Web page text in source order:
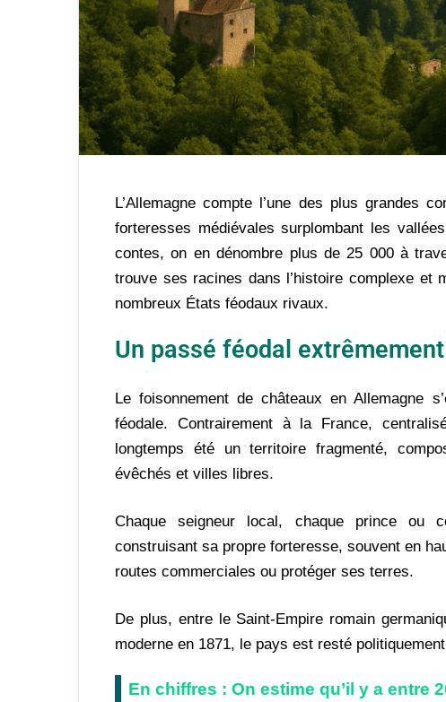
L’Allemagne compte l’une des plus grandes
forteresses médiévales surplombant les
contes, on en dénombre plus de 25 000 à
trouve ses racines dans l’histoire complexe et
nombreux États féodaux rivaux.
Un passé féodal
Le foisonnement de châteaux en Allemagne
féodale. Contrairement à la France,
longtemps été un territoire fragmenté,
évêchés et villes libres.
Chaque seigneur local, chaque prince ou
construisant sa propre forteresse, souvent en
routes commerciales ou protéger ses terres.
De plus, entre le Saint-Empire romain
moderne en 1871, le pays est resté
En chiffres : On estime qu’il y a entre